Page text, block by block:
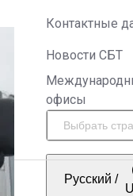
Контактные
Новости СБТ
офисы
Русский /